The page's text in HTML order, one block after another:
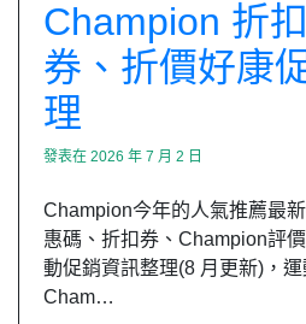
Champion 折
券、折價好康
理
發表在 2026 年 7 月 2 日
Champion今年的人氣推薦最
惠碼、折扣券、Champion評
動促銷資訊整理(8 月更新)，
Cham…